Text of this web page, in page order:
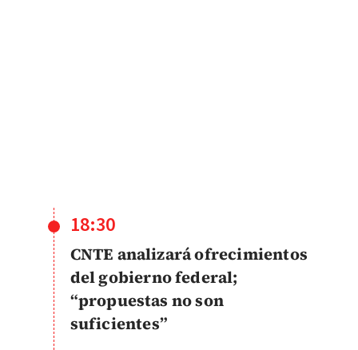
18:30
CNTE analizará ofrecimientos
del gobierno federal;
“propuestas no son
suficientes”